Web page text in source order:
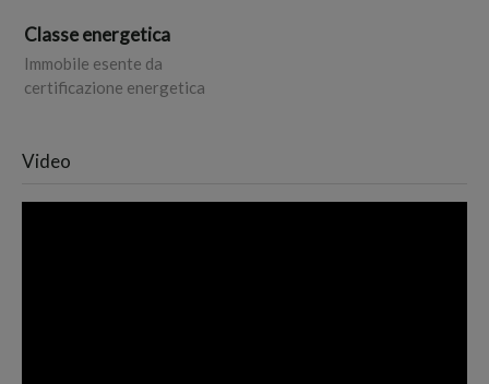
Classe energetica
Immobile esente da
certificazione energetica
Video